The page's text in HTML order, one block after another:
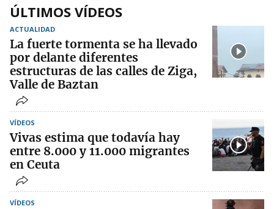
ÚLTIMOS VÍDEOS
ACTUALIDAD
La fuerte tormenta se ha llevado
por delante diferentes
estructuras de las calles de Ziga,
Valle de Baztan
VÍDEOS
Vivas estima que todavía hay
entre 8.000 y 11.000 migrantes
en Ceuta
VÍDEOS